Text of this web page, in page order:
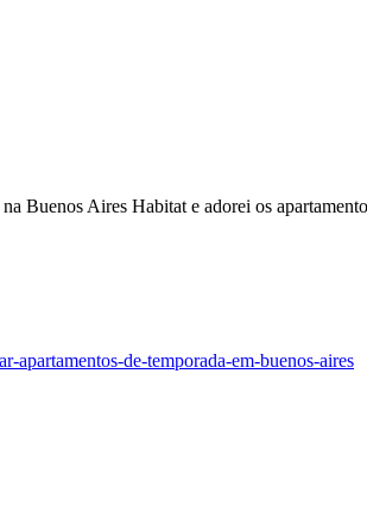
Buenos Aires Habitat e adorei os
apartamentos-de-temporada-em-buenos-aires